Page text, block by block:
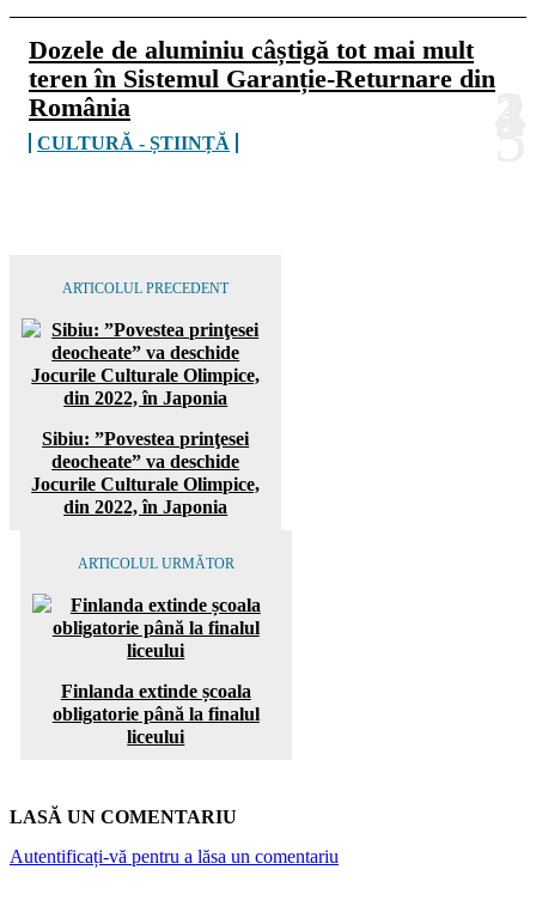
Dozele de aluminiu câștigă tot mai mult
teren în Sistemul Garanție-Returnare din
România
CULTURĂ - ȘTIINȚĂ
ARTICOLUL PRECEDENT
Sibiu: ”Povestea prinţesei
deocheate” va deschide
Jocurile Culturale Olimpice,
din 2022, în Japonia
ARTICOLUL URMĂTOR
Finlanda extinde școala
obligatorie până la finalul
liceului
LASĂ UN COMENTARIU
Autentificați-vă pentru a lăsa un comentariu